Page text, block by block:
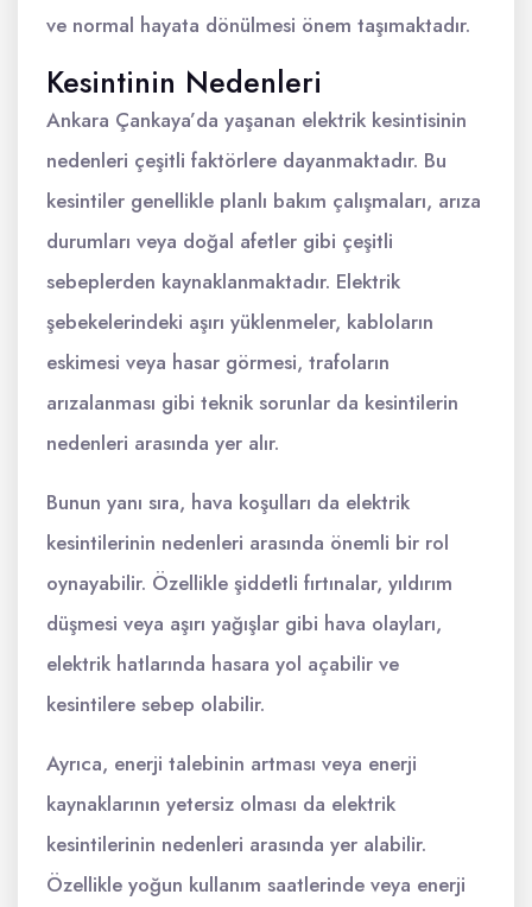
ve normal hayata dönülmesi önem taşımaktadır.
Kesintinin Nedenleri
Ankara Çankaya’da yaşanan elektrik kesintisinin
nedenleri çeşitli faktörlere dayanmaktadır. Bu
kesintiler genellikle planlı bakım çalışmaları, arıza
durumları veya doğal afetler gibi çeşitli
sebeplerden kaynaklanmaktadır. Elektrik
şebekelerindeki aşırı yüklenmeler, kabloların
eskimesi veya hasar görmesi, trafoların
arızalanması gibi teknik sorunlar da kesintilerin
nedenleri arasında yer alır.
Bunun yanı sıra, hava koşulları da elektrik
kesintilerinin nedenleri arasında önemli bir rol
oynayabilir. Özellikle şiddetli fırtınalar, yıldırım
düşmesi veya aşırı yağışlar gibi hava olayları,
elektrik hatlarında hasara yol açabilir ve
kesintilere sebep olabilir.
Ayrıca, enerji talebinin artması veya enerji
kaynaklarının yetersiz olması da elektrik
kesintilerinin nedenleri arasında yer alabilir.
Özellikle yoğun kullanım saatlerinde veya enerji